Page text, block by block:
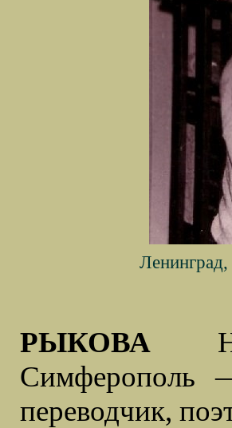
Ленинград,
РЫКОВА
Симферополь
переводчик,